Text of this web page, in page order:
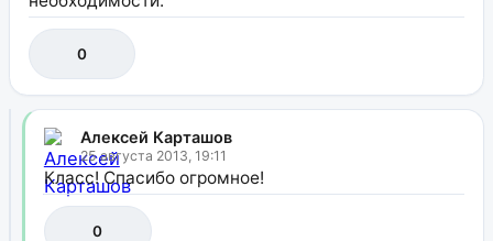
0
Алексей Карташов
25 августа 2013, 19:11
Класс! Спасибо огромное!
0